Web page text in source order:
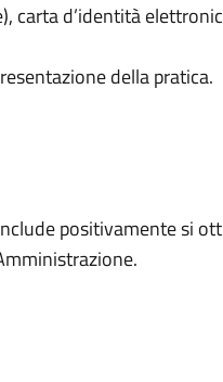
carta d’identità
della pratica.
positivamente si